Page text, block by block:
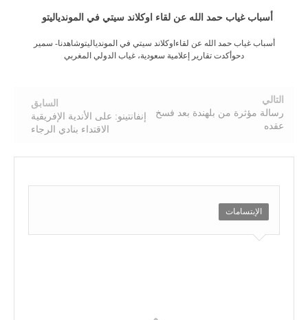
أسباب غياب حمد الله عن لقاء اوكلاند سيتي في الموندياليتو
أسباب غياب حمد الله عن لقاءاوكلاند سيتي في الموندياليتوشاهدنا- سمير
دحوأكدت تقارير إعلامية سعودية، غياب الدولي المغربي
التالي
رسالة مؤثرة من بلهندة بعد فسخ
عقده
السابق
إنفانتينو: على الأندية الإفريقية
الاقتداء بنادي الرجاء
الإبتسامات